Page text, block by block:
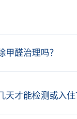
甲醛治理吗？
天才能检测或入